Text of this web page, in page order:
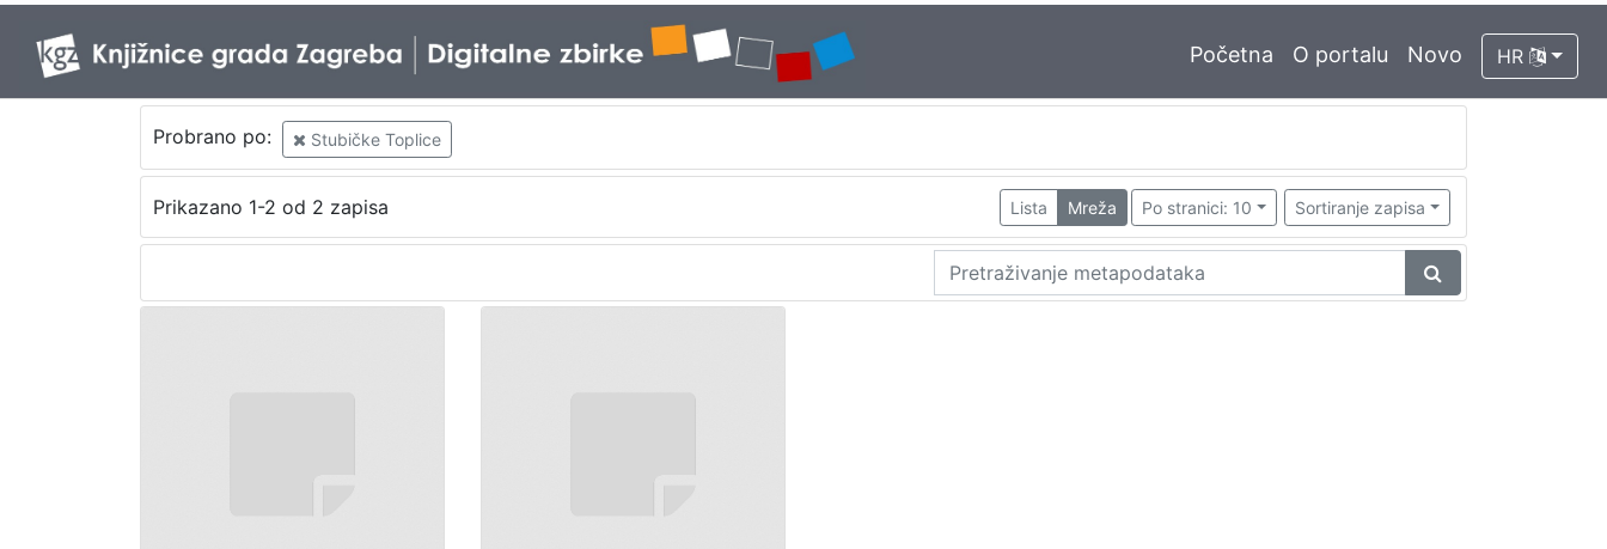
Početna O portalu Novo HR
Probrano po: Stubičke Toplice
Prikazano 1-2 od 2 zapisa Lista Mreža Po stranici: 10 Sortiranje zapisa